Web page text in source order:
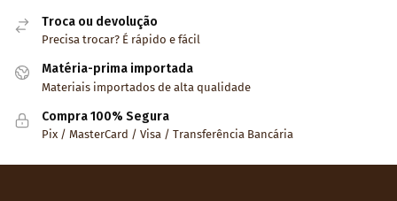
Troca ou devolução
Precisa trocar? É rápido e fácil
Matéria-prima importada
Materiais importados de alta qualidade
Compra 100% Segura
Pix / MasterCard / Visa / Transferência Bancária